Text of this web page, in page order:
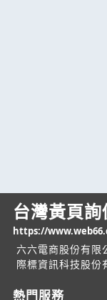
台灣黃頁詢
https://
六六電商股份有
際標資訊科技股
熱門服務